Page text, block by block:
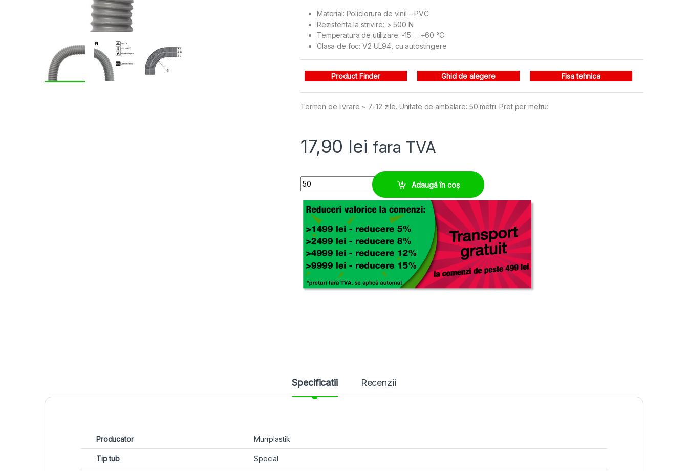
Material: Policlorura de vinil – PVC
Rezistenta la strivire: > 500 N
Temperatura de utilizare: -15 … +60 °C
Clasa de foc: V2 UL94, cu autostingere
Product Finder Ghid de alegere Fisa tehnica
Termen de livrare ~ 7-12 zile. Unitate de ambalare: 50 metri. Pret per metru:
17,90 lei fara TVA
Copex PVC moale ⌀22 mm, suport rigid spiralat integrat quantity
Adaugă în coș
Specificatii Recenzii
Producator Murrplastik
Tip tub Special